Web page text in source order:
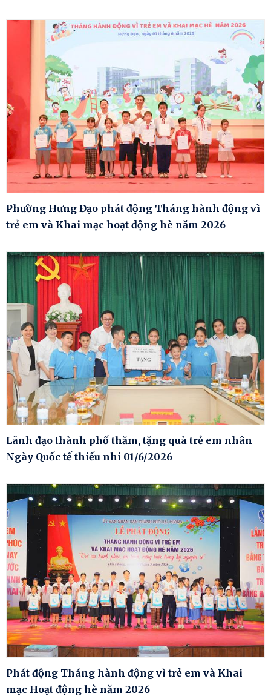
Phường Hưng Đạo phát động Tháng hành động vì
trẻ em và Khai mạc hoạt động hè năm 2026
Lãnh đạo thành phố thăm, tặng quà trẻ em nhân
Ngày Quốc tế thiếu nhi 01/6/2026
Phát động Tháng hành động vì trẻ em và Khai
mạc Hoạt động hè năm 2026